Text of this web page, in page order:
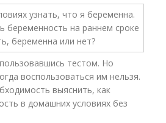
тестом. Но
воспользоваться им нельзя.
выяснить, как
в домашних условиях без